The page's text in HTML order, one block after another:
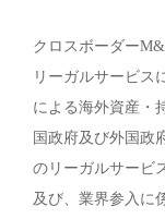
クロスボーダー
リーガルサービス
による海外資産・
国政府及び外国政
のリーガルサービ
及び、業界参入に